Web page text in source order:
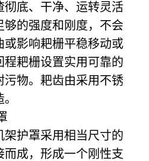
彻底、干净、运转灵活
够的强度和刚度，不会
或影响耙栅平稳移动或
程耙栅设置实用可靠的
污物。耙齿由采用不锈
架护罩采用相当尺寸的
而成，形成一个刚性支